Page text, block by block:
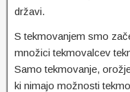
državi.
S tekmovanjem smo
množici tekmovalcev
Samo tekmovanje,
ki nimajo možnosti